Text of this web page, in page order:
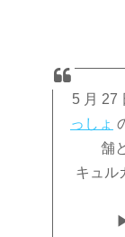
5 月 27
っしょ
舗
キュル